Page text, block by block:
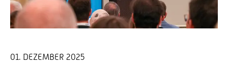
01. DEZEMBER 2025